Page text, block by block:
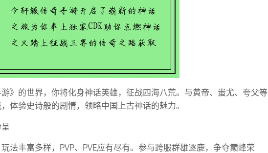
》的世界，你将化身神话英雄，征战四海八荒。与黄帝、蚩尤、夸父等
体验史诗般的剧情，领略中国上古神话的魅力。
玩法丰富多样，PVP、PVE应有尽有。参与跨服群雄逐鹿，争夺巅峰荣